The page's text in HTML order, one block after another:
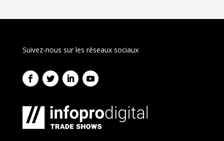
Suivez-nous sur les réseaux sociaux